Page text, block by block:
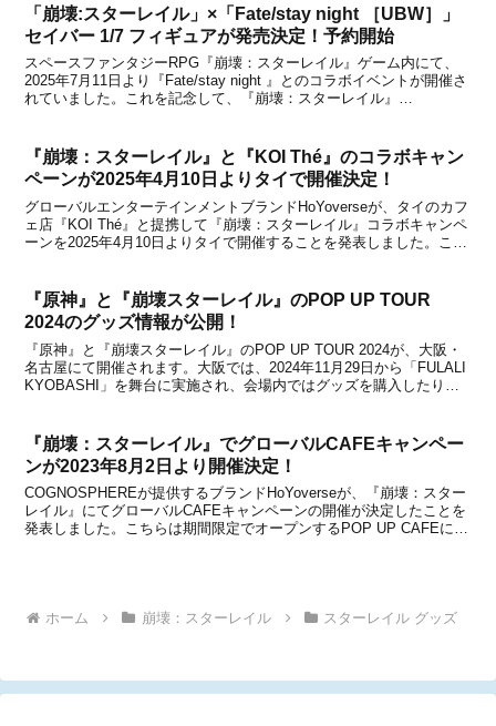
「崩壊:スターレイル」×「Fate/stay night ［UBW］」
セイバー 1/7 フィギュアが発売決定！予約開始
スペースファンタジーRPG『崩壊：スターレイル』ゲーム内にて、
2025年7月11日より『Fate/stay night 』とのコラボイベントが開催さ
れていました。これを記念して、『崩壊：スターレイル』
『崩壊：スターレイル』と『KOI Thé』のコラボキャン
ペーンが2025年4月10日よりタイで開催決定！
グローバルエンターテインメントブランドHoYoverseが、タイのカフ
ェ店『KOI Thé』と提携して『崩壊：スターレイル』コラボキャンペ
ーンを2025年4月10日よりタイで開催することを発表しました。これ
『原神』と『崩壊スターレイル』のPOP UP TOUR
2024のグッズ情報が公開！
『原神』と『崩壊スターレイル』のPOP UP TOUR 2024が、大阪・
名古屋にて開催されます。大阪では、2024年11月29日から「FULALI
KYOBASHI」を舞台に実施され、会場内ではグッズを購入したり、
『崩壊：スターレイル』でグローバルCAFEキャンペー
ンが2023年8月2日より開催決定！
COGNOSPHEREが提供するブランドHoYoverseが、『崩壊：スター
レイル』にてグローバルCAFEキャンペーンの開催が決定したことを
発表しました。こちらは期間限定でオープンするPOP UP CAFEにて
ホーム 崩壊：スターレイル スターレイル グッズ